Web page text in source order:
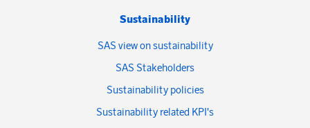
Sustainability
SAS view on sustainability
SAS Stakeholders
Sustainability policies
Sustainability related KPI's